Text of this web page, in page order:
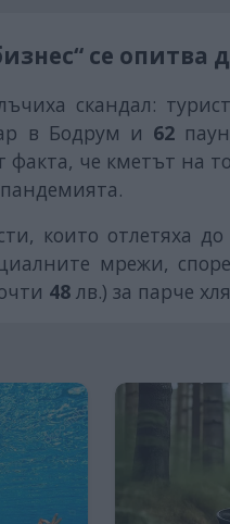
се опитва
скандал:
в Бодрум и 62
факта, че кметът на
които отлетяха
мрежи,
48 лв.) за парче